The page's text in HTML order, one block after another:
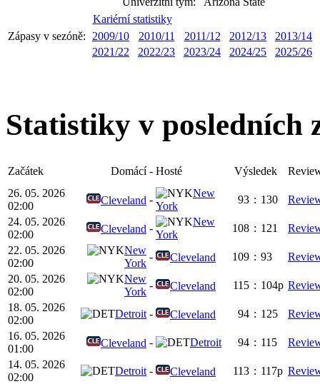
Kariérní statistiky
Zápasy v sezóně:
2009/10 2010/11 2011/12 2012/13
2013/14
2021/22
2022/23 2023/24 2024/25 2025/26
Statistiky v posledních
Začátek Domácí - Hosté Výsledek
26. 05. 2026
02:00
Cleveland -
New
York
93 : 130
24. 05. 2026
02:00
Cleveland -
New
York
108 : 121
22. 05. 2026
02:00
New
York
- Cleveland 109 : 93
20. 05. 2026
02:00
New
York
- Cleveland 115 : 104p
18. 05. 2026
02:00
Detroit - Cleveland 94 : 125
16. 05. 2026
01:00
Cleveland - Detroit 94 : 115
14. 05. 2026
02:00
Detroit - Cleveland 113 : 117p